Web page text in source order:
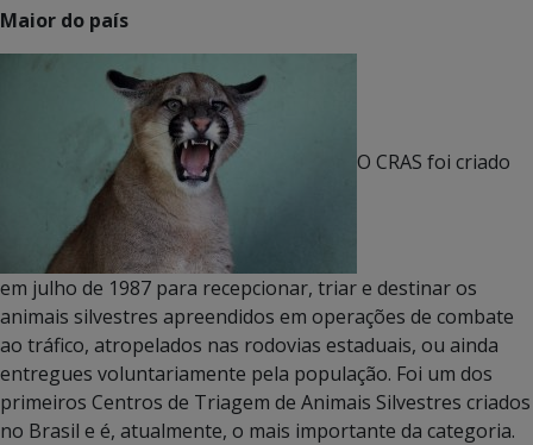
Maior do país
O CRAS foi criado
em julho de 1987 para recepcionar, triar e destinar os
animais silvestres apreendidos em operações de combate
ao tráfico, atropelados nas rodovias estaduais, ou ainda
entregues voluntariamente pela população. Foi um dos
primeiros Centros de Triagem de Animais Silvestres criados
no Brasil e é, atualmente, o mais importante da categoria.